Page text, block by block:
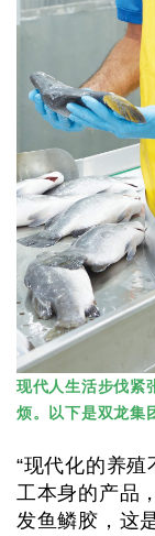
现代人生活步伐紧
烦。以下是双龙集
“现代化的养
工本身的产品
发鱼鳞胶，这